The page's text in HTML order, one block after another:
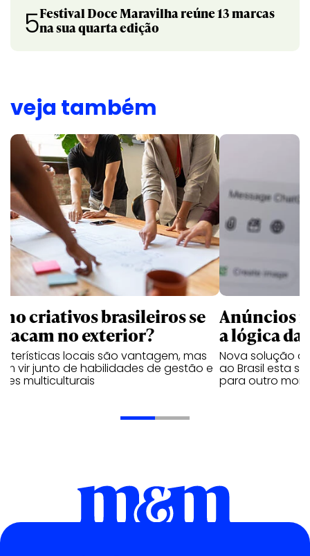
5Festival Doce Maravilha reúne 13 marcas
na sua quarta edição
veja também
criativos brasileiros se
no exterior?
locais são vantagem, mas
vir junto de habilidades de gestão e
multiculturais
Anúncios
a lógica
Nova solução
ao Brasil esta
para outro